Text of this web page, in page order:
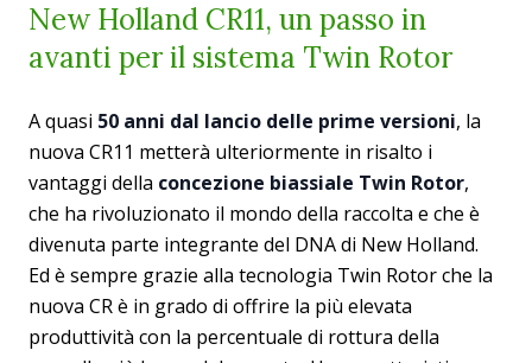
New Holland CR11, un passo in
avanti per il sistema Twin Rotor
A quasi 50 anni dal lancio delle prime versioni, la
nuova CR11 metterà ulteriormente in risalto i
vantaggi della concezione biassiale Twin Rotor,
che ha rivoluzionato il mondo della raccolta e che è
divenuta parte integrante del DNA di New Holland.
Ed è sempre grazie alla tecnologia Twin Rotor che la
nuova CR è in grado di offrire la più elevata
produttività con la percentuale di rottura della